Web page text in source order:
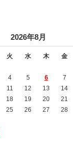
2026年8月
火 水 木 金
4 5 6 7
11 12 13 14
18 19 20 21
25 26 27 28